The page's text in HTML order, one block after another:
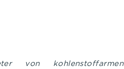
von kohlenstoffarmen